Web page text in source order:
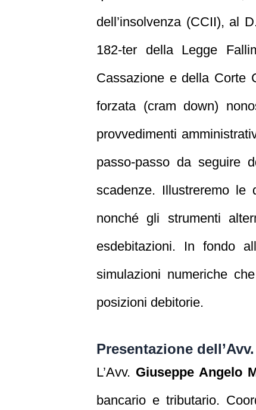
dell’insolvenza (CCII), al
182‑ter della Legge
Cassazione e della Corte
forzata (cram down)
provvedimenti
passo‑passo da seguire
scadenze. Illustreremo
nonché gli strumenti
esdebitazioni. In fondo
simulazioni numeriche
posizioni debitorie.
Presentazione
L’Avv. Giuseppe Angelo
bancario e tributario.